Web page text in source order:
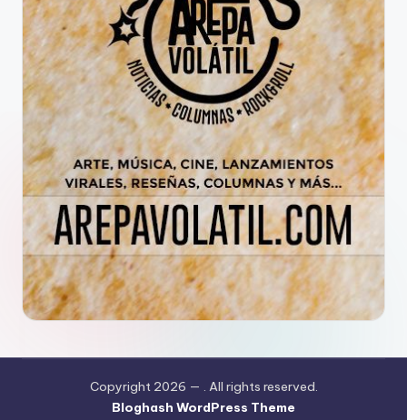
Copyright 2026 — . All rights reserved.
Bloghash WordPress Theme